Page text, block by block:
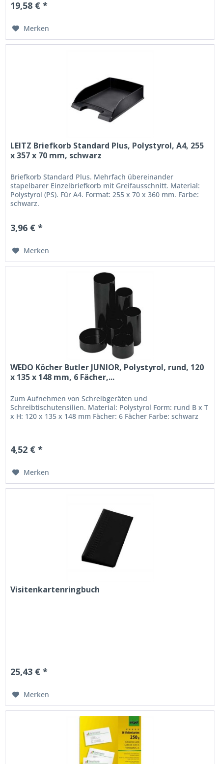
19,58 € *
Merken
LEITZ Briefkorb Standard Plus, Polystyrol, A4, 255
x 357 x 70 mm, schwarz
Briefkorb Standard Plus. Mehrfach übereinander
stapelbarer Einzelbriefkorb mit Greifausschnitt. Material:
Polystyrol (PS). Für A4. Format: 255 x 70 x 360 mm. Farbe:
schwarz.
3,96 € *
Merken
WEDO Köcher Butler JUNIOR, Polystyrol, rund, 120
x 135 x 148 mm, 6 Fächer,...
Zum Aufnehmen von Schreibgeräten und
Schreibtischutensilien. Material: Polystyrol Form: rund B x T
x H: 120 x 135 x 148 mm Fächer: 6 Fächer Farbe: schwarz
4,52 € *
Merken
Visitenkartenringbuch
25,43 € *
Merken